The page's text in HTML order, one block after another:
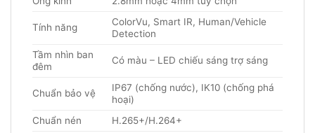
Tính năng
ColorVu, Smart IR, Human/Vehicle
Detection
Tầm nhìn ban
đêm
Có màu – LED chiếu sáng trợ sáng
Chuẩn bảo vệ
IP67 (chống nước), IK10 (chống phá
hoại)
Chuẩn nén
H.265+/H.264+